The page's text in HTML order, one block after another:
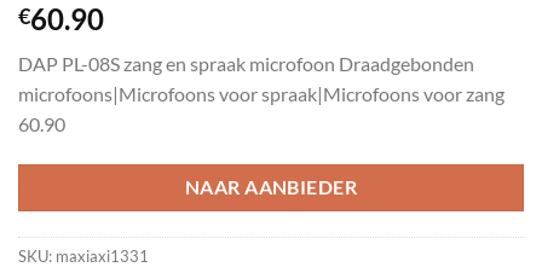
€60.90
DAP PL-08S zang en spraak microfoon Draadgebonden
microfoons|Microfoons voor spraak|Microfoons voor zang
60.90
NAAR AANBIEDER
SKU: maxiaxi1331